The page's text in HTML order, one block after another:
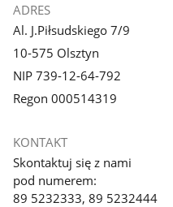
ADRES
Al. J.Piłsudskiego 7/9
10-575 Olsztyn
NIP 739-12-64-792
Regon 000514319
KONTAKT
Skontaktuj się z nami
pod numerem:
89 5232333, 89 5232444